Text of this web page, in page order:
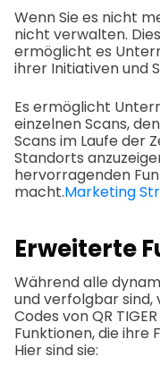
Wenn Sie es nicht
nicht verwalten.
ermöglicht es
ihrer Initiativen und
Es ermöglicht
einzelnen Scans,
Scans im Laufe der
Standorts
hervorragenden
macht.Marketing
Erweiterte
Während alle
und verfolgbar sind,
Codes von QR
Funktionen, die ihre
Hier sind sie: